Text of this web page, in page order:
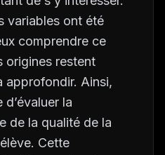
variables ont été
comprendre ce
origines restent
approfondir. Ainsi,
la
de la qualité de la
Cette